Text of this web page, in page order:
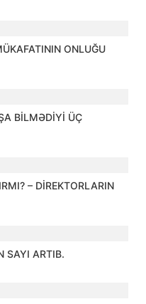
ONLUĞU
BİLMƏDİYİ ÜÇ
– DİREKTORLARIN
SAYI ARTIB.